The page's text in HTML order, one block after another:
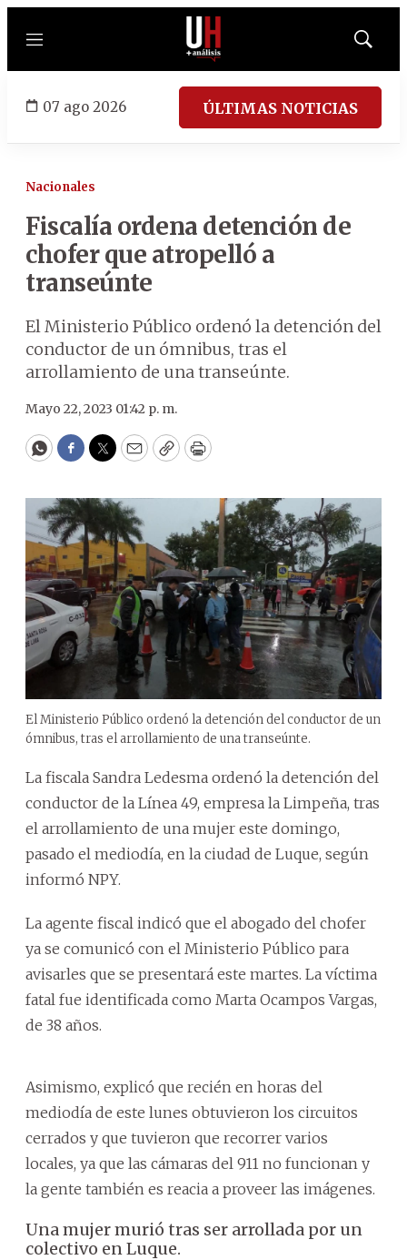
Menú
Mostrar
07 ago 2026 ÚLTIMAS NOTICIAS
Nacionales
Fiscalía ordena detención de
chofer que atropelló a
transeúnte
El Ministerio Público ordenó la detención del
conductor de un ómnibus, tras el
arrollamiento de una transeúnte.
Mayo 22, 2023 01:42 p. m.
WhatsApp
Facebook
Twitter
EmailCopyPrint
El Ministerio Público ordenó la detención del conductor de un
ómnibus, tras el arrollamiento de una transeúnte.
La fiscala Sandra Ledesma ordenó la detención del
conductor de la Línea 49, empresa la Limpeña, tras
el arrollamiento de una mujer este domingo,
pasado el mediodía, en la ciudad de Luque, según
informó NPY.
La agente fiscal indicó que el abogado del chofer
ya se comunicó con el Ministerio Público para
avisarles que se presentará este martes. La víctima
fatal fue identificada como Marta Ocampos Vargas,
de 38 años.
Asimismo, explicó que recién en horas del
mediodía de este lunes obtuvieron los circuitos
cerrados y que tuvieron que recorrer varios
locales, ya que las cámaras del 911 no funcionan y
la gente también es reacia a proveer las imágenes.
Una mujer murió tras ser arrollada por un
colectivo en Luque.